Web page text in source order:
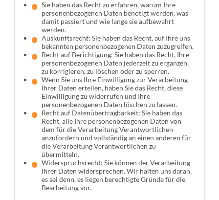
Sie haben das Recht zu erfahren, warum Ihre
personenbezogenen Daten benötigt werden, was
damit passiert und wie lange sie aufbewahrt
werden.
Auskunftsrecht: Sie haben das Recht, auf Ihre uns
bekannten personenbezogenen Daten zuzugreifen.
Recht auf Berichtigung: Sie haben das Recht, Ihre
personenbezogenen Daten jederzeit zu ergänzen,
zu korrigieren, zu löschen oder zu sperren.
Wenn Sie uns Ihre Einwilligung zur Verarbeitung
Ihrer Daten erteilen, haben Sie das Recht, diese
Einwilligung zu widerrufen und Ihre
personenbezogenen Daten löschen zu lassen.
Recht auf Datenübertragbarkeit: Sie haben das
Recht, alle Ihre personenbezogenen Daten von
dem für die Verarbeitung Verantwortlichen
anzufordern und vollständig an einen anderen für
die Verarbeitung Verantwortlichen zu
übermitteln.
Widerspruchsrecht: Sie können der Verarbeitung
Ihrer Daten widersprechen. Wir halten uns daran,
es sei denn, es liegen berechtigte Gründe für die
Bearbeitung vor.